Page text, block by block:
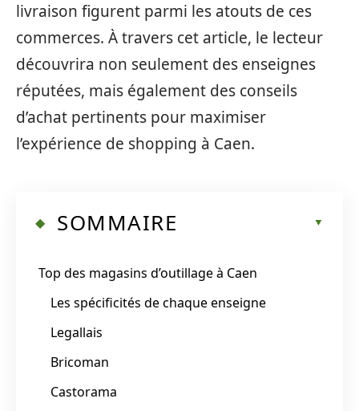
livraison figurent parmi les atouts de ces
commerces. À travers cet article, le lecteur
découvrira non seulement des enseignes
réputées, mais également des conseils
d’achat pertinents pour maximiser
l’expérience de shopping à Caen.
SOMMAIRE
Top des magasins d’outillage à Caen
Les spécificités de chaque enseigne
Legallais
Bricoman
Castorama